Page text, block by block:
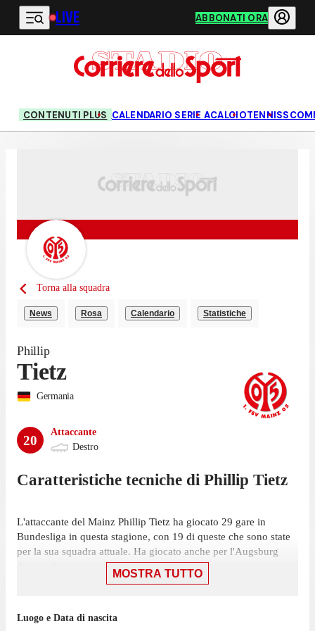
Vai al contenuto principale
LIVE ABBONATI ORA
CONTENUTI PLUS CALENDARIO SERIE ACALCIOTENNIS
Torna alla squadra
News Rosa Calendario Statistiche
Phillip
Tietz
Germania
20
Attaccante
Destro
Caratteristiche tecniche di Phillip Tietz
L'attaccante del Mainz Phillip Tietz ha giocato 29 gare in
Bundesliga in questa stagione, con 19 di queste che sono state
per la sua squadra attuale. Ha giocato anche per l'Augsburg
durante la stagione 2025/2026.
realizzato un gol e fornito un assist in una vittoria per 2-0.
MOSTRA TUTTO
Luogo e Data di nascita